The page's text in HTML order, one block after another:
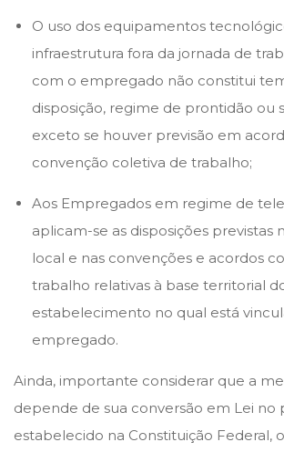
O uso dos equipamentos
infraestrutura fora da jornada de
com o empregado não constitui
disposição, regime de prontidão ou
exceto se houver previsão em
convenção coletiva de trabalho;
Aos Empregados em regime de
aplicam-se as disposições previstas
local e nas convenções e acordos
trabalho relativas à base territorial
estabelecimento no qual está
empregado.
Ainda, importante considerar que a
depende de sua conversão em Lei no
estabelecido na Constituição Federal,